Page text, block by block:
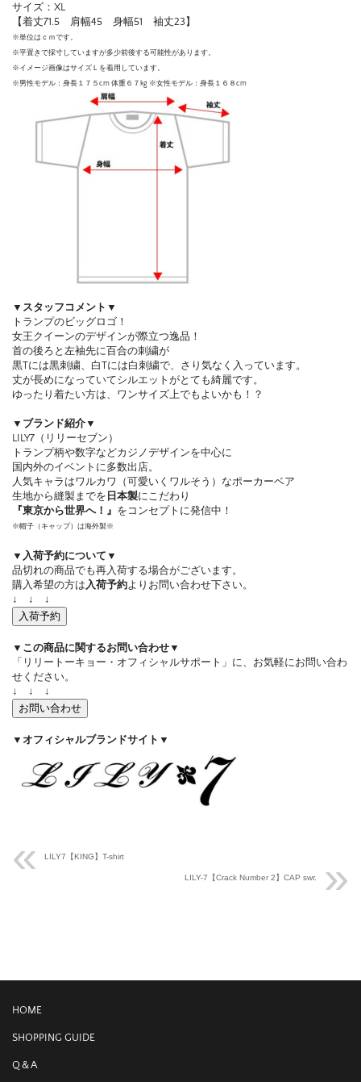
サイズ：XL
【着丈71.5 肩幅45 身幅51 袖丈23】
※単位はｃｍです。
※平置きで採寸していますが多少前後する可能性があります。
※イメージ画像はサイズＬを着用しています。
※男性モデル：身長１７５cm 体重６７kg ※女性モデル：身長１６８cm
▼スタッフコメント▼
トランプのビッグロゴ！
女王クイーンのデザインが際立つ逸品！
首の後ろと左袖先に百合の刺繍が
黒Tには黒刺繍、白Tには白刺繍で、さり気なく入っています。
丈が長めになっていてシルエットがとても綺麗です。
ゆったり着たい方は、ワンサイズ上でもよいかも！？
▼ブランド紹介▼
LILY7（リリーセブン）
トランプ柄や数字などカジノデザインを中心に
国内外のイベントに多数出店。
人気キャラはワルカワ（可愛いくワルそう）なポーカーベア
生地から縫製までを 日本製にこだわり
『東京から世界へ！』 をコンセプトに発信中！
※帽子（キャップ）は海外製※
▼入荷予約について▼
品切れの商品でも再入荷する場合がございます。
購入希望の方は入荷予約よりお問い合わせ下さい。
↓ ↓ ↓
入荷予約
▼この商品に関するお問い合わせ▼
「リリートーキョー・オフィシャルサポート」に、お気軽にお問い合わ
せください。
↓ ↓ ↓
お問い合わせ
▼オフィシャルブランドサイト▼
LILY7【KING】T-shirt
LILY-7【Crack Number 2】CAP swr.
HOME
SHOPPING GUIDE
Q＆A